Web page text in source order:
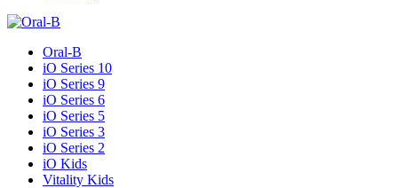
Oral-B
iO Series 10
iO Series 9
iO Series 6
iO Series 5
iO Series 3
iO Series 2
iO Kids
Vitality Kids